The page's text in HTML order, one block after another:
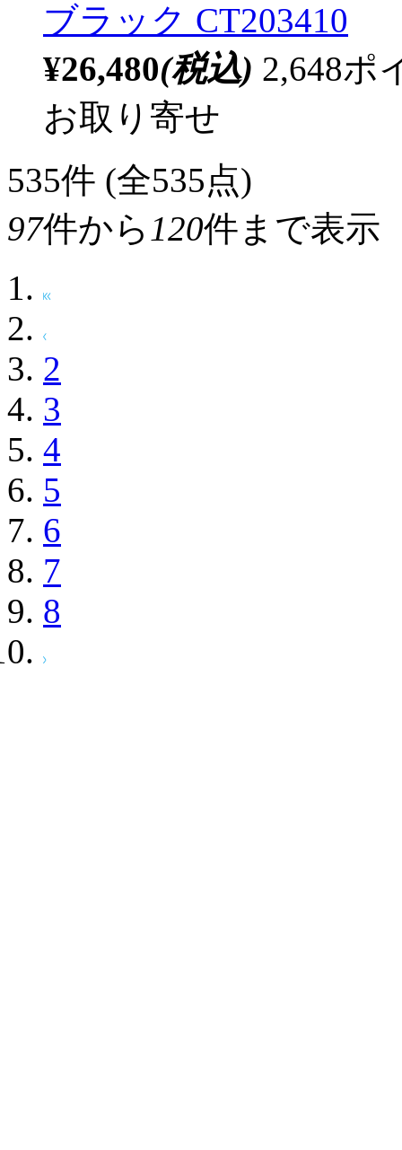
ブラック CT203410
¥26,480(税込) 2,648ポ
お取り寄せ
535件 (全535点)
97件から 120件まで表示
2
3
4
5
6
7
8